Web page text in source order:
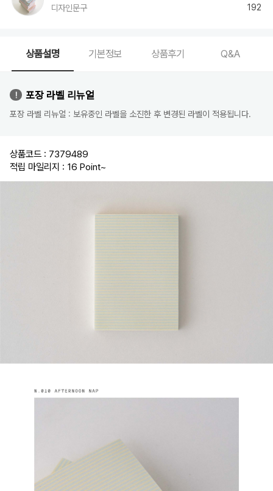
디자인문구 192
상품설명 기본정보 상품후기 Q&A
포장 라벨 리뉴얼
포장 라벨 리뉴얼 : 보유중인 라벨을 소진한 후 변경된 라벨이 적용됩니다.
상품코드 : 7379489
적립 마일리지 : 16 Point~